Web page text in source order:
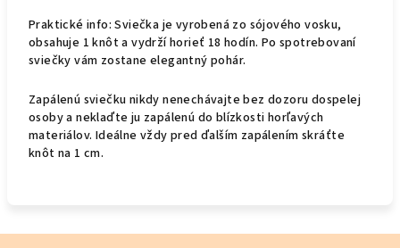
Praktické info: Sviečka je vyrobená zo sójového vosku,
obsahuje 1 knôt a vydrží horieť 18 hodín. Po spotrebovaní
sviečky vám zostane elegantný pohár.
Zapálenú sviečku nikdy nenechávajte bez dozoru dospelej
osoby a neklaďte ju zapálenú do blízkosti horľavých
materiálov. Ideálne vždy pred ďalším zapálením skráťte
knôt na 1 cm.